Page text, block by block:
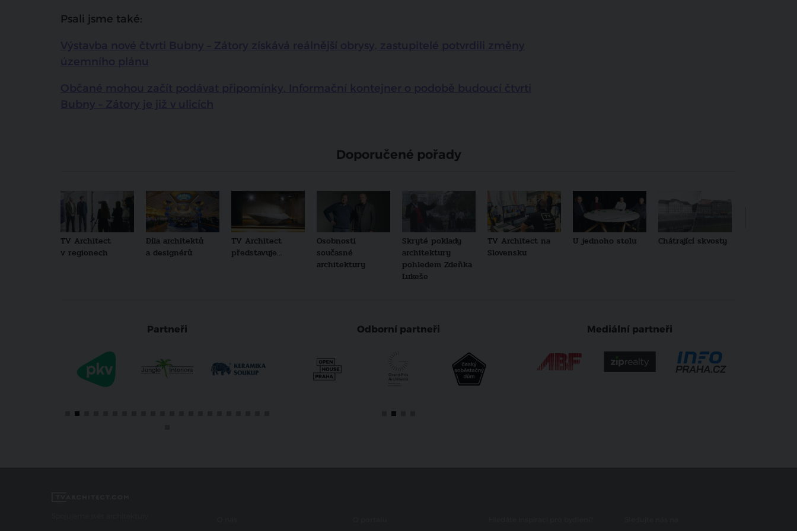
Psali jsme také:
Doporučené pořady
TV Architect
v regionech
Díla architektů
a designérů
TV Architect
představuje...
Osobnosti
současné
architektury
Skryté poklady
architektury
pohledem Zdeňka
Lukeše
TV Architect na
Slovensku
U jednoho stolu Chátrající skvosty
Partneři Odborní partneři Mediální partneři